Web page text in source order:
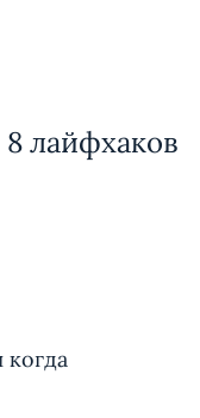
лайфхаков
когда